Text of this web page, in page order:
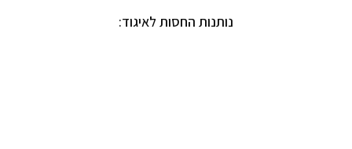
נותנות החסות לאיגוד: